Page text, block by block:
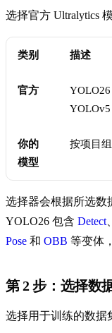
选择官方 Ultralytics
类别 描述
官方
你的
模型
按项目
选择器会根据所选数
YOLO26 包含 Detect
Pose 和 OBB 等变体
第 2 步：选择数
选择用于训练的数据